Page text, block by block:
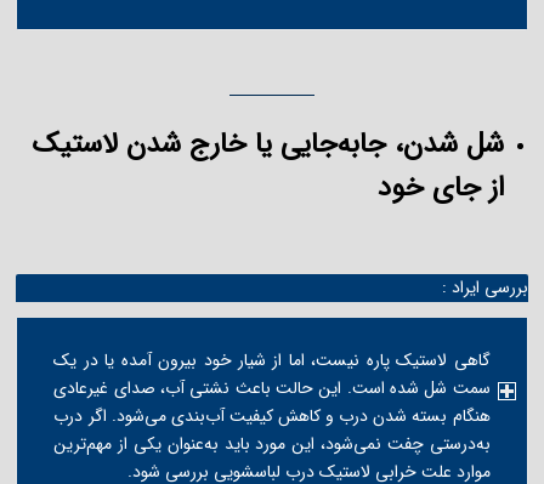
شل شدن، جابه‌جایی یا خارج شدن لاستیک
از جای خود
بررسی ایراد :
گاهی لاستیک پاره نیست، اما از شیار خود بیرون آمده یا در یک
سمت شل شده است. این حالت باعث نشتی آب، صدای غیرعادی
هنگام بسته شدن درب و کاهش کیفیت آب‌بندی می‌شود. اگر درب
به‌درستی چفت نمی‌شود، این مورد باید به‌عنوان یکی از مهم‌ترین
موارد علت خرابی لاستیک درب لباسشویی بررسی شود.